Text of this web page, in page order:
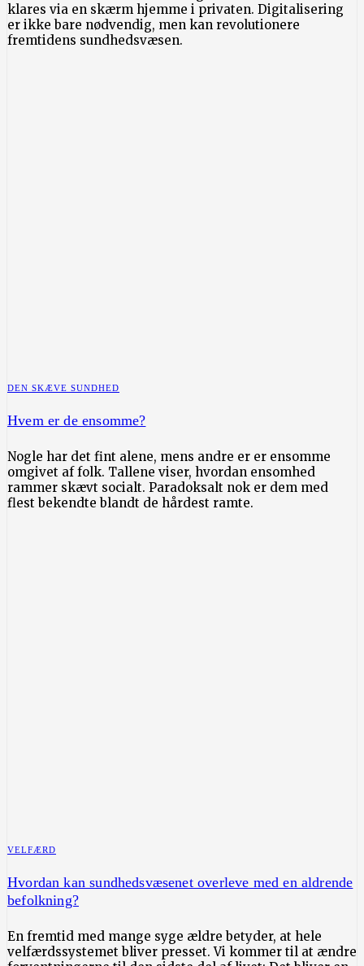
klares via en skærm hjemme i privaten. Digitalisering
er ikke bare nødvendig, men kan revolutionere
fremtidens sundhedsvæsen.
DEN SKÆVE SUNDHED
Hvem er de ensomme?
Nogle har det fint alene, mens andre er er ensomme
omgivet af folk. Tallene viser, hvordan ensomhed
rammer skævt socialt. Paradoksalt nok er dem med
flest bekendte blandt de hårdest ramte.
VELFÆRD
Hvordan kan sundhedsvæsenet overleve med en aldrende
befolkning?
En fremtid med mange syge ældre betyder, at hele
velfærdssystemet bliver presset. Vi kommer til at ændre